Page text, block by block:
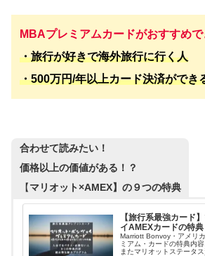
MBAプレミアムカードがおすすめで
・旅行が好きで海外旅行に行く人
・500万円/年以上カード決済ができ
合わせて読みたい！
価格以上の価値がある！？
【マリオット×AMEX】の９つの特典
【旅行系最強カード
イAMEXカードの特典
Marriott Bonvoy・アメリ
ミアム・カードの特典内
またマリオットステータ